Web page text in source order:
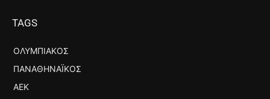
TAGS
ΟΛΥΜΠΙΑΚΌΣ
ΠΑΝΑΘΗΝΑΪΚΌΣ
ΑΕΚ